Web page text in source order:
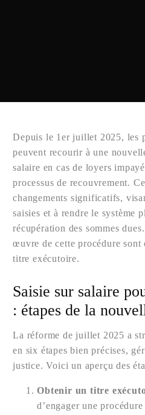
Depuis le 1er juillet 2025, les
peuvent recourir à une
salaire en cas de loyers
processus de recouvrement.
changements significatifs,
saisies et à rendre le système
récupération des sommes
œuvre de cette procédure sont
titre exécutoire.
Saisie sur salaire
: étapes de la
La réforme de juillet 2025 a
en six étapes bien précises,
justice. Voici un aperçu des
Obtenir un titre
d’engager une